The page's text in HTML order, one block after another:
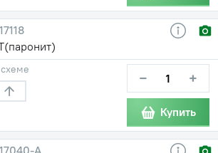
− +
Купить
А